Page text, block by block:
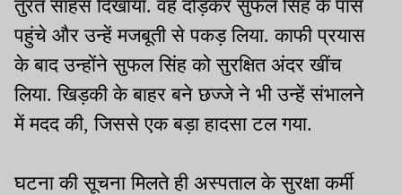
तुरंत साहस दिखाया. वह दौड़कर सुफल सिंह के पास
पहुंचे और उन्हें मजबूती से पकड़ लिया. काफी प्रयास
के बाद उन्होंने सुफल सिंह को सुरक्षित अंदर खींच
लिया. खिड़की के बाहर बने छज्जे ने भी उन्हें संभालने
में मदद की, जिससे एक बड़ा हादसा टल गया.
घटना की सूचना मिलते ही अस्पताल के सुरक्षा कर्मी